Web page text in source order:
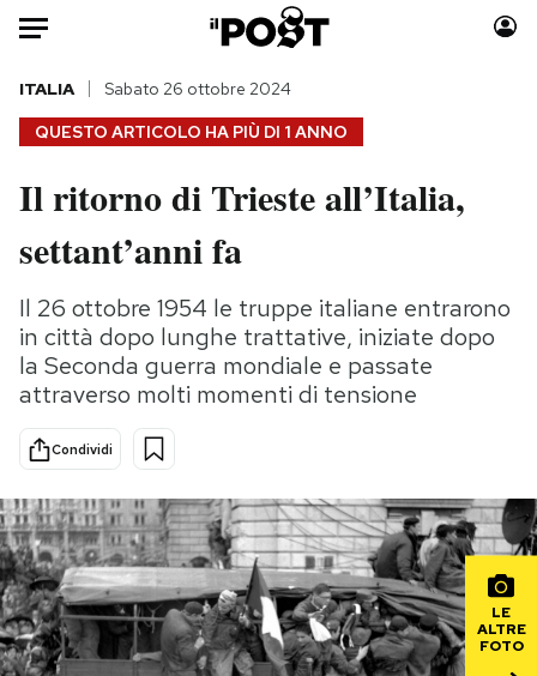
Auto
HOME
Italia
Politica
Tecnologia
Internet
Scienza
Cultura
Economia
Moda
Storie/Idee
Ok Boomer!
Media
Europa
PODCAST
NEWSLETTER
QUESTO ARTICOLO HA PIÙ DI 1 ANNO
ITALIA Sabato 26 ottobre 2024
Il ritorno di Trieste all’Italia,
settant’anni fa
Il 26 ottobre 1954 le truppe italiane entrarono
in città dopo lunghe trattative, iniziate dopo
la Seconda guerra mondiale e passate
attraverso molti momenti di tensione
Condividi
LE
ALTRE
FOTO